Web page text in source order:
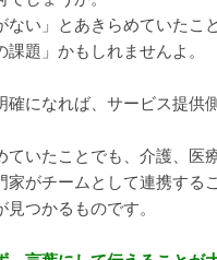
ない」とあきらめていたこ
課題」かもしれませんよ。
確になれば、サービス提供
ていたことでも、介護、医
家がチームとして連携する
見つかるものです。